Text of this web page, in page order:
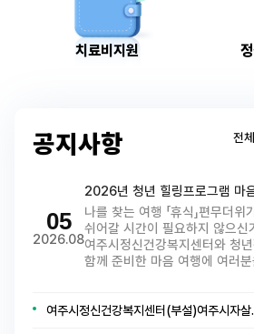
치료비지원
공지사항 전체
05
2026.08
2026년 청년 힐링프로그램 마
나를 찾는 여행 「휴식」편무더
쉬어갈 시간이 필요하지 않으신
여주시정신건강복지센터와 청
함께 준비한 마음 여행에 여러
여주시정신건강복지센터(부설)여주시자